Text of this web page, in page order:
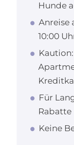
Hunde
Anreise
10:00
Für
Rabatte
Keine